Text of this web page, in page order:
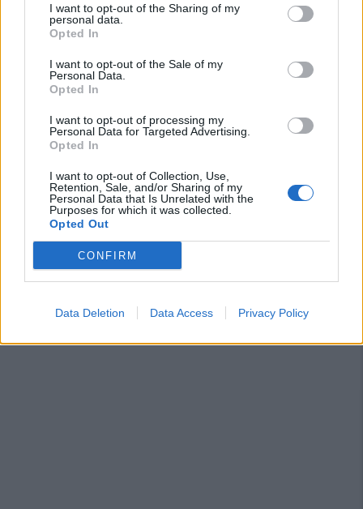
I want to opt-out of the Sharing of my
personal data.
Opted In
I want to opt-out of the Sale of my
Personal Data.
Opted In
I want to opt-out of processing my
Personal Data for Targeted Advertising.
Opted In
I want to opt-out of Collection, Use,
Retention, Sale, and/or Sharing of my
Personal Data that Is Unrelated with the
Purposes for which it was collected.
Opted Out
CONFIRM
Data Deletion Data Access Privacy Policy
Aranci e La Salle salgono in Prima
31 Lug 2026
soldi per pagare le vertenze, Meloni si
assuma le responsabilità»
Il Carbonia non si iscrive, Meloni:
«Impossibilitati nel far fronte alle vertenze
dei giocatori»
31 Lug 2026
Nuorese, parte la programmazione:
Francesco Cattide è il nuovo tecnico